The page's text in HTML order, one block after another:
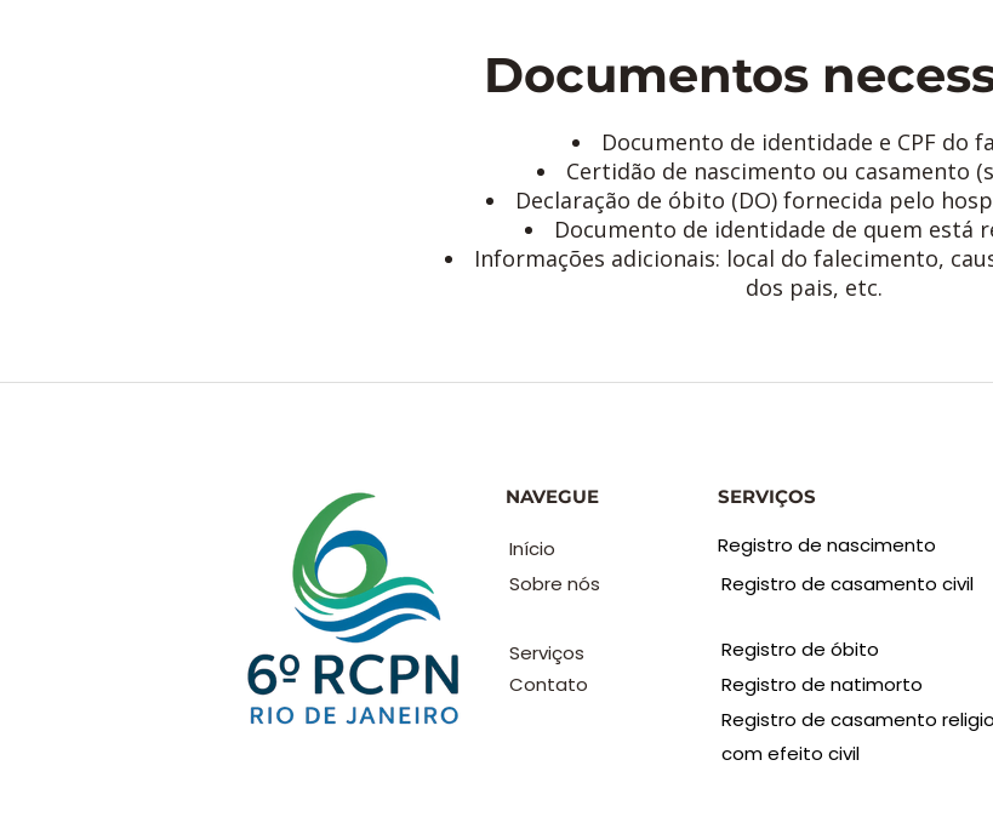
Documentos
Documento de identidade e CPF do
Certidão de nascimento ou casamento
Declaração de óbito (DO) fornecida pelo
Documento de identidade de quem está
Informações adicionais: local do falecimento,
dos pais, etc.
NAVEGUE
Início
Sobre nós
Contato
Serviços
SERVIÇOS
Registro de nascimento
Registro de casamento civil
Registro de óbito
Registro de natimorto
Registro de casamento
com efeito civil